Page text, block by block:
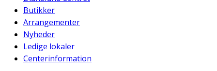
Butikker
Arrangementer
Nyheder
Ledige lokaler
Centerinformation